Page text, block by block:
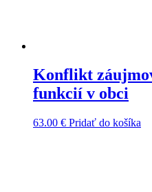
Konflikt
funkcií v obci
63.00 € Pridať do košíka